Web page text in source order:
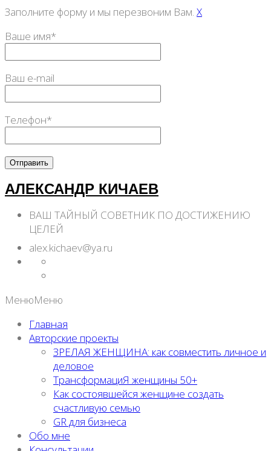
Заполните форму и мы перезвоним Вам. X
Ваше имя*
Ваш e-mail
Телефон*
АЛЕКСАНДР КИЧАЕВ
ВАШ ТАЙНЫЙ СОВЕТНИК ПО ДОСТИЖЕНИЮ
ЦЕЛЕЙ
alex.kichaev@ya.ru
МенюМеню
Главная
Авторские проекты
ЗРЕЛАЯ ЖЕНЩИНА: как совместить личное и
деловое
ТрансформациЯ женщины 50+
Как состоявшейся женщине создать
счастливую семью
GR для бизнеса
Обо мне